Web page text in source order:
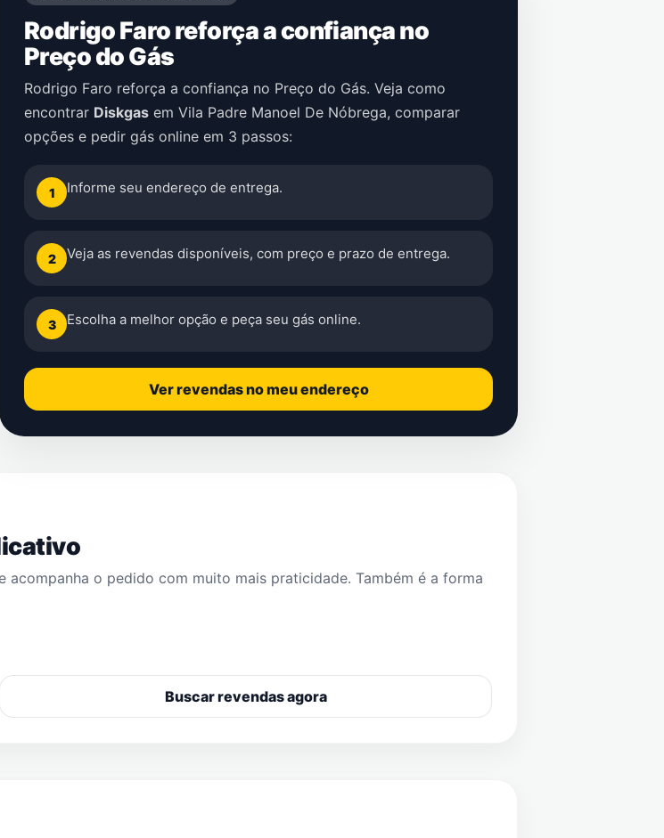
Rodrigo Faro reforça a confiança no
Preço do Gás
Rodrigo Faro reforça a confiança no Preço do Gás. Veja como
encontrar Diskgas em Vila Padre Manoel De Nóbrega, comparar
opções e pedir gás online em 3 passos:
1 Informe seu endereço de entrega.
2 Veja as revendas disponíveis, com preço e prazo de entrega.
3 Escolha a melhor opção e peça seu gás online.
Ver revendas no meu endereço
o pedido com muito mais praticidade. Também é a forma
Buscar revendas agora